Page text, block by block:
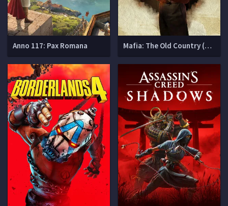
Anno 117: Pax Romana Mafia: The Old Country (Мафия 4)